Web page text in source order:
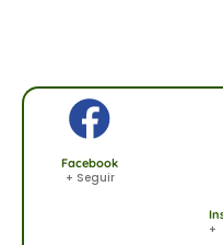
Facebook
+ Seguir
+